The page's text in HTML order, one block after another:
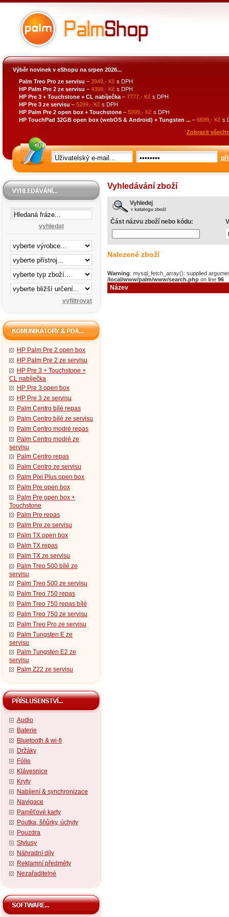
Výběr novinek v eShopu na srpen 2026...
Palm Treo Pro ze servisu – 3949,- Kč s DPH
HP Palm Pre 2 ze servisu – 4399,- Kč s DPH
HP Pre 3 + Touchstone + CL nabíječka – 7777,- Kč s DPH
HP Pre 3 ze servisu – 5299,- Kč s DPH
HP Palm Pre 2 open box + Touchstone – 5999,- Kč s DPH
HP TouchPad 32GB open box (webOS & Android) + Tungsten ... – 6699,- Kč s
Zobrazit
vyhledat
HP Palm Pre 2 open box
HP Palm Pre 2 ze servisu
HP Pre 3 + Touchstone +
CL nabíječka
HP Pre 3 open box
HP Pre 3 ze servisu
Palm Centro bílé repas
Palm Centro bílé ze servisu
Palm Centro modré repas
Palm Centro modré ze
servisu
Palm Centro repas
Palm Centro ze servisu
Palm Pixi Plus open box
Palm Pre open box
Palm Pre open box +
Touchstone
Palm Pre repas
Palm Pre ze servisu
Palm TX open box
Palm TX repas
Palm TX ze servisu
Palm Treo 500 bílé ze
servisu
Palm Treo 500 ze servisu
Palm Treo 750 repas
Palm Treo 750 repas bílé
Palm Treo 750 ze servisu
Palm Treo Pro ze servisu
Palm Tungsten E ze
servisu
Palm Tungsten E2 ze
servisu
Palm Z22 ze servisu
Audio
Baterie
Bluetooth & wi-fi
Držáky
Fólie
Klávesnice
Kryty
Nabíjení & synchronizace
Navigace
Paměťové karty
Poutka, šňůrky, úchyty
Pouzdra
Stylusy
Náhradní díly
Reklamní předměty
Nezařaditelné
Vyhledávání zboží
Část názvu zboží nebo kódu:
Nalezené zboží
Warning: mysql_fetch_array(): supplied
/local/www/palm/www/search.php on line 96
Název